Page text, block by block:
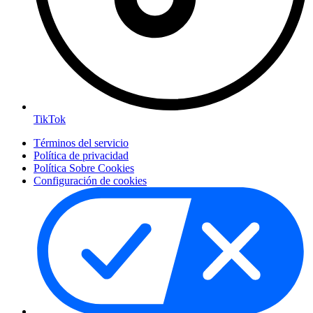
TikTok
Términos del servicio
Política de privacidad
Política Sobre Cookies
Configuración de cookies